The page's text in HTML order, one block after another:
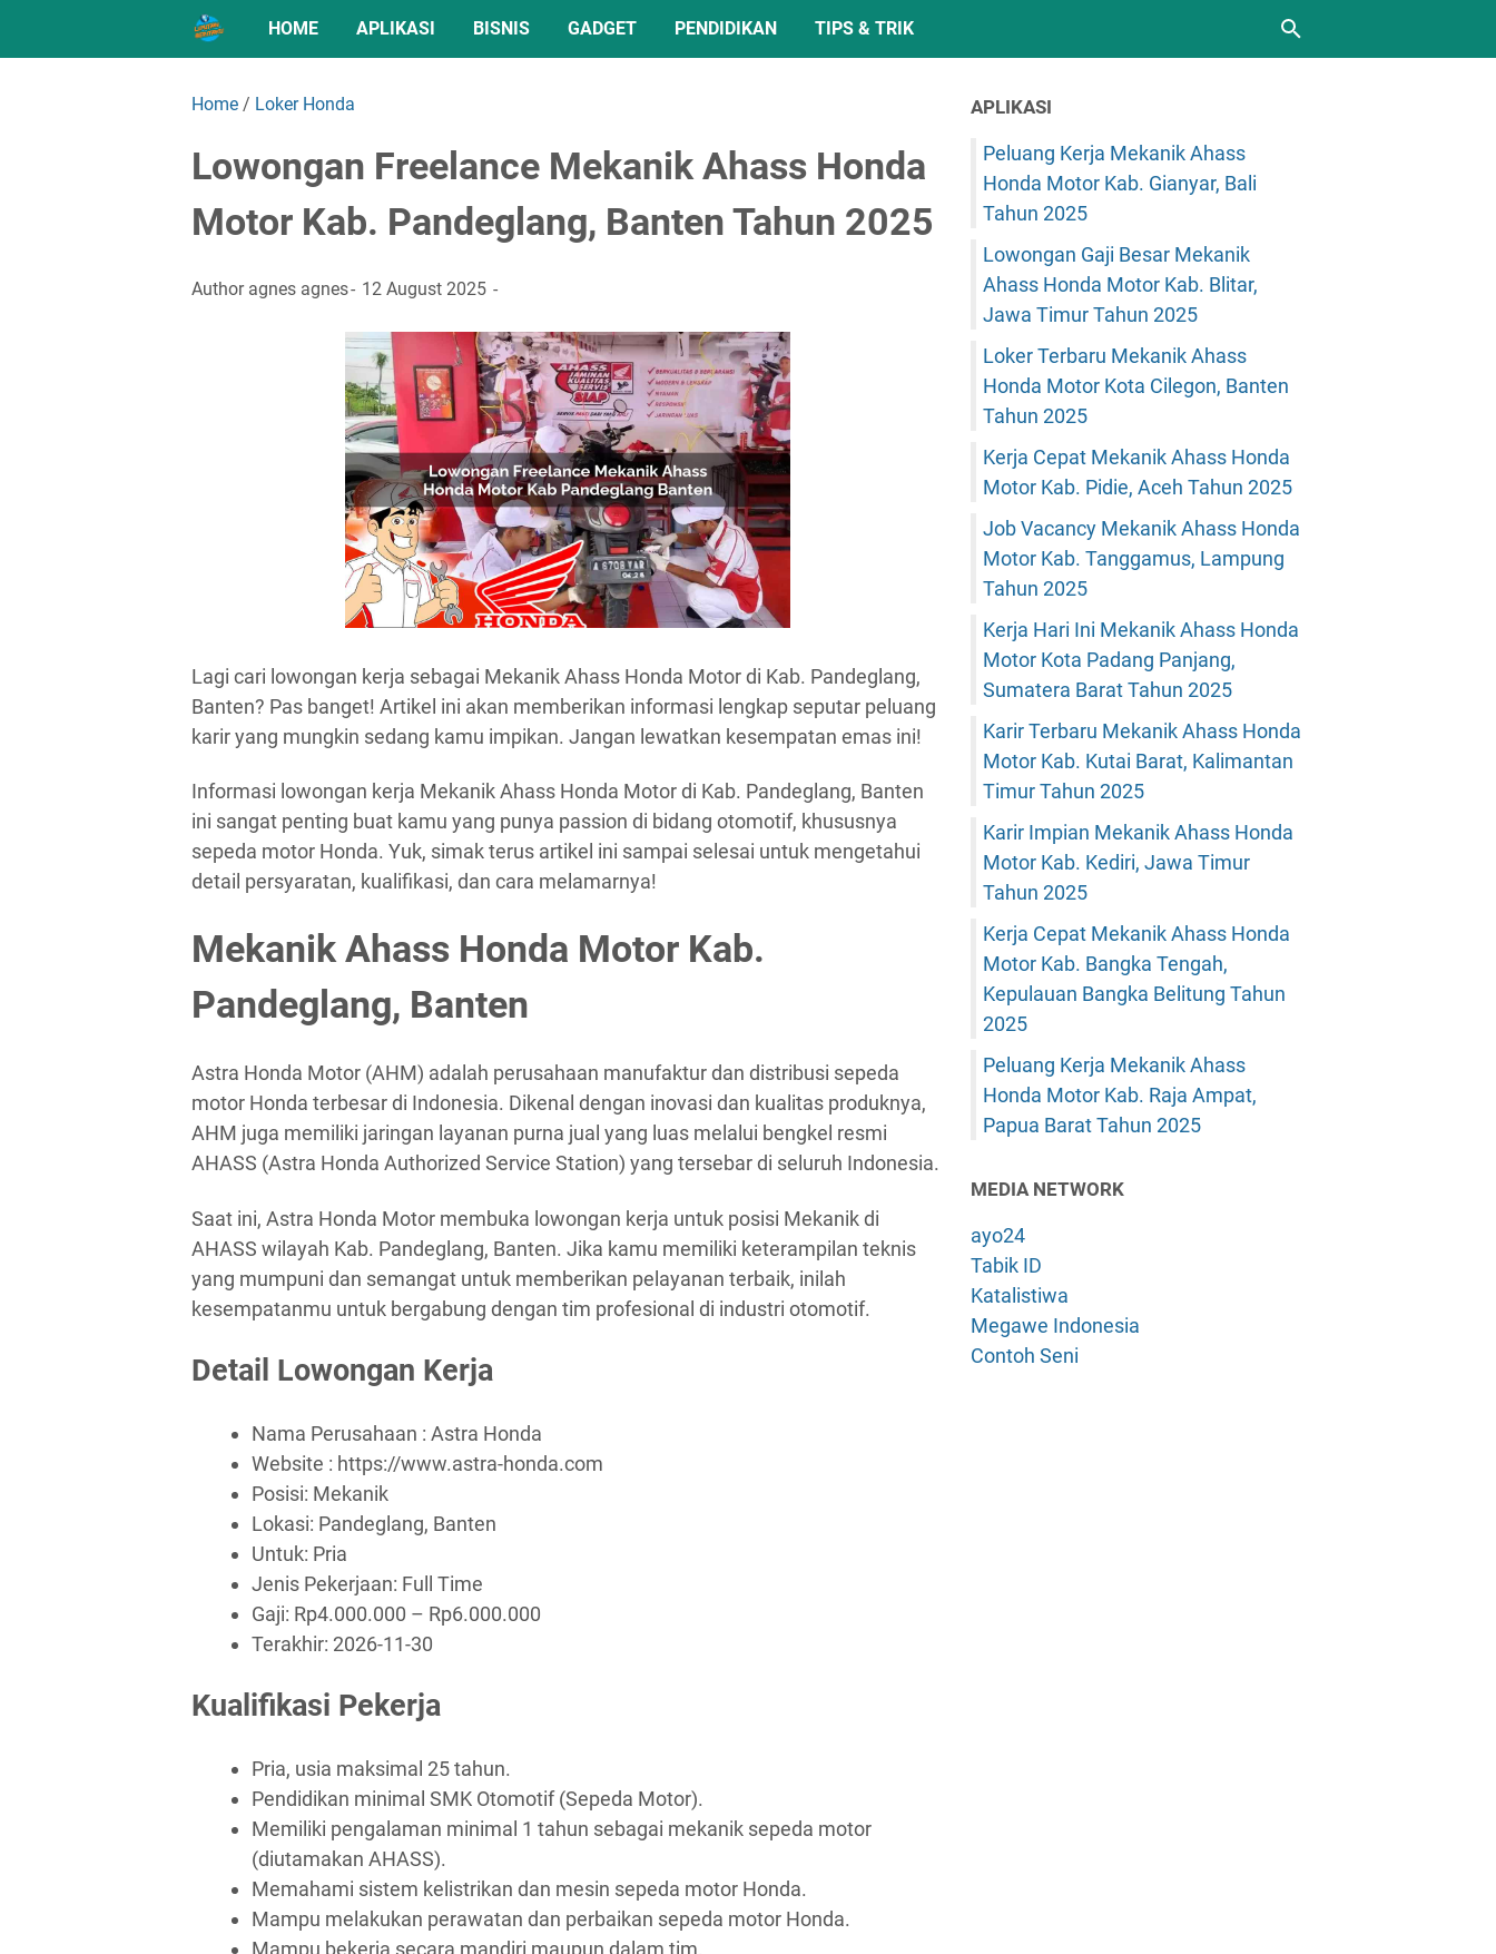
HOME APLIKASI BISNIS GADGET PENDIDIKAN TIPS & TRIK
Home / Loker Honda
Lowongan Freelance Mekanik Ahass Honda
Motor Kab. Pandeglang, Banten Tahun 2025
Author agnes agnes 12 August 2025
Lagi cari lowongan kerja sebagai Mekanik Ahass Honda Motor di Kab. Pandeglang,
Banten? Pas banget! Artikel ini akan memberikan informasi lengkap seputar peluang
karir yang mungkin sedang kamu impikan. Jangan lewatkan kesempatan emas ini!
Informasi lowongan kerja Mekanik Ahass Honda Motor di Kab. Pandeglang, Banten
ini sangat penting buat kamu yang punya passion di bidang otomotif, khususnya
sepeda motor Honda. Yuk, simak terus artikel ini sampai selesai untuk mengetahui
detail persyaratan, kualifikasi, dan cara melamarnya!
Mekanik Ahass Honda Motor Kab.
Pandeglang, Banten
Astra Honda Motor (AHM) adalah perusahaan manufaktur dan distribusi sepeda
motor Honda terbesar di Indonesia. Dikenal dengan inovasi dan kualitas produknya,
AHM juga memiliki jaringan layanan purna jual yang luas melalui bengkel resmi
AHASS (Astra Honda Authorized Service Station) yang tersebar di seluruh Indonesia.
Saat ini, Astra Honda Motor membuka lowongan kerja untuk posisi Mekanik di
AHASS wilayah Kab. Pandeglang, Banten. Jika kamu memiliki keterampilan teknis
yang mumpuni dan semangat untuk memberikan pelayanan terbaik, inilah
kesempatanmu untuk bergabung dengan tim profesional di industri otomotif.
Detail Lowongan Kerja
Nama Perusahaan : Astra Honda
Website : https://www.astra-honda.com
Posisi: Mekanik
Lokasi: Pandeglang, Banten
Untuk: Pria
Jenis Pekerjaan: Full Time
Gaji: Rp4.000.000 – Rp6.000.000
Terakhir: 2026-11-30
Kualifikasi Pekerja
Pria, usia maksimal 25 tahun.
Pendidikan minimal SMK Otomotif (Sepeda Motor).
Memiliki pengalaman minimal 1 tahun sebagai mekanik sepeda motor
(diutamakan AHASS).
Memahami sistem kelistrikan dan mesin sepeda motor Honda.
Mampu melakukan perawatan dan perbaikan sepeda motor Honda.
Mampu bekerja secara mandiri maupun dalam tim.
APLIKASI
Peluang Kerja Mekanik Ahass
Honda Motor Kab. Gianyar, Bali
Tahun 2025
Lowongan Gaji Besar Mekanik
Ahass Honda Motor Kab. Blitar,
Jawa Timur Tahun 2025
Loker Terbaru Mekanik Ahass
Honda Motor Kota Cilegon, Banten
Tahun 2025
Kerja Cepat Mekanik Ahass Honda
Motor Kab. Pidie, Aceh Tahun 2025
Job Vacancy Mekanik Ahass Honda
Motor Kab. Tanggamus, Lampung
Tahun 2025
Kerja Hari Ini Mekanik Ahass Honda
Motor Kota Padang Panjang,
Sumatera Barat Tahun 2025
Karir Terbaru Mekanik Ahass Honda
Motor Kab. Kutai Barat, Kalimantan
Timur Tahun 2025
Karir Impian Mekanik Ahass Honda
Motor Kab. Kediri, Jawa Timur
Tahun 2025
Kerja Cepat Mekanik Ahass Honda
Motor Kab. Bangka Tengah,
Kepulauan Bangka Belitung Tahun
2025
Peluang Kerja Mekanik Ahass
Honda Motor Kab. Raja Ampat,
Papua Barat Tahun 2025
MEDIA NETWORK
ayo24
Tabik ID
Katalistiwa
Megawe Indonesia
Contoh Seni